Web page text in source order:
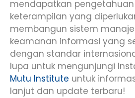
mendapatkan
keterampilan yang
membangun sistem
keamanan informasi yang
dengan standar
lupa untuk mengunjungi
Mutu Institute untuk
lanjut dan update terbaru!